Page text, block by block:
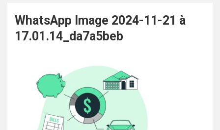
WhatsApp Image 2024-11-21 à
17.01.14_da7a5beb